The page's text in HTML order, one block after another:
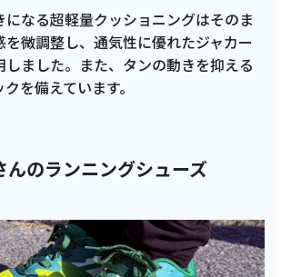
なる超軽量クッショニングはそのま
を微調整し、通気性に優れたジャカー
しました。また、タンの動きを抑える
を備えています。
んのランニングシューズ